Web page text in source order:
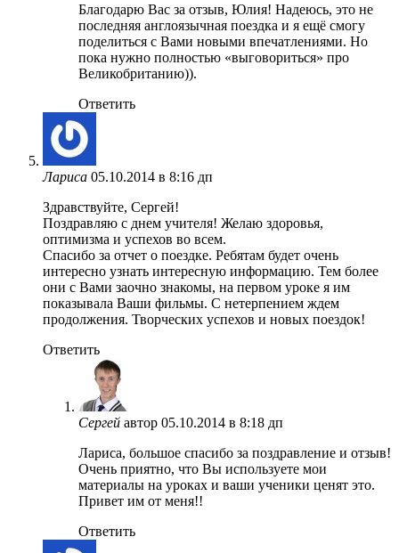
Благодарю Вас за отзыв, Юлия! Надеюсь, это не
последняя англоязычная поездка и я ещё смогу
поделиться с Вами новыми впечатлениями. Но
пока нужно полностью «выговориться» про
Великобританию)).
Ответить
Лариса 05.10.2014 в 8:16 дп
Здравствуйте, Сергей!
Поздравляю с днем учителя! Желаю здоровья,
оптимизма и успехов во всем.
Спасибо за отчет о поездке. Ребятам будет очень
интересно узнать интересную информацию. Тем более
они с Вами заочно знакомы, на первом уроке я им
показывала Ваши фильмы. С нетерпением ждем
продолжения. Творческих успехов и новых поездок!
Ответить
Сергей автор 05.10.2014 в 8:18 дп
Лариса, большое спасибо за поздравление и отзыв!
Очень приятно, что Вы используете мои
материалы на уроках и ваши ученики ценят это.
Привет им от меня!!
Ответить